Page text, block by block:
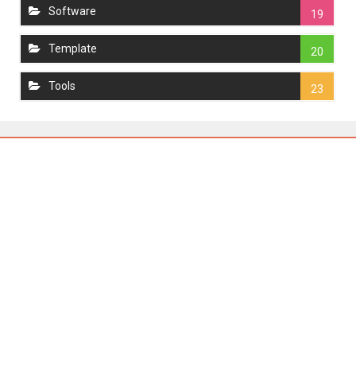
Software 19
Template 20
Tools 23